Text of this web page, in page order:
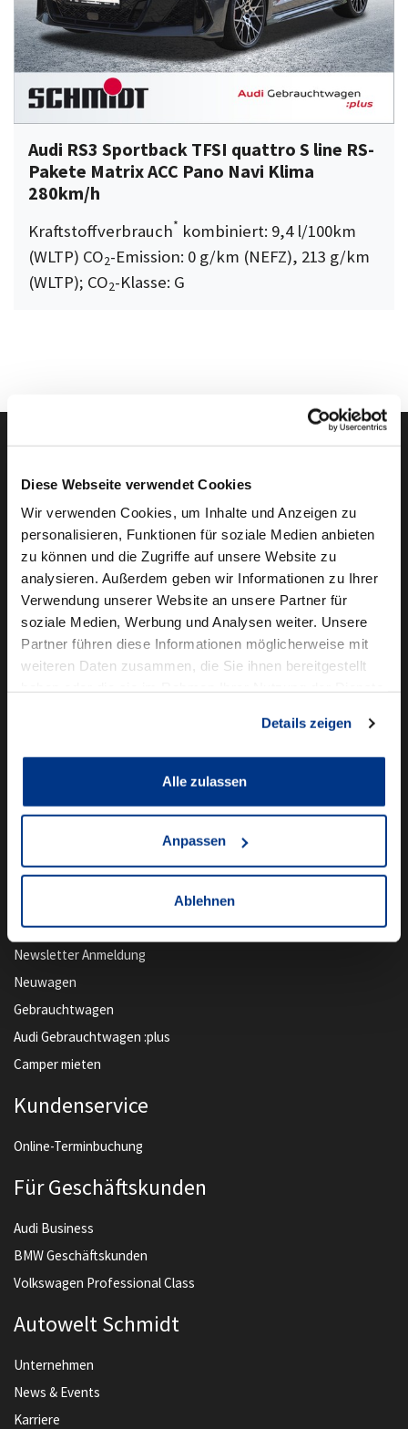
Diese Webseite verwendet Cookies
Wir verwenden Cookies, um Inhalte und Anzeigen zu
personalisieren, Funktionen für soziale Medien anbieten
zu können und die Zugriffe auf unsere Website zu
analysieren. Außerdem geben wir Informationen zu Ihrer
Verwendung unserer Website an unsere Partner für
soziale Medien, Werbung und Analysen weiter. Unsere
Partner führen diese Informationen möglicherweise mit
weiteren Daten zusammen, die Sie ihnen bereitgestellt
Details zeigen
Alle zulassen
Anpassen
Ablehnen
Audi RS3 Sportback TFSI quattro S line RS-
Pakete Matrix ACC Pano Navi Klima
280km/h
Kraftstoffverbrauch* kombiniert: 9,4 l/100km
(WLTP) CO2-Emission: 0 g/km (NEFZ), 213 g/km
(WLTP); CO2-Klasse: G
Folgen Sie uns auf Autowelt Schmidt auf
Autowelt Schmidt
AutoweltAutowelt
Die Marken der Autowelt Schmidt
Newsletter Anmeldung
Neuwagen
Gebrauchtwagen
Audi Gebrauchtwagen :plus
Camper mieten
Kundenservice
Online-Terminbuchung
Für Geschäftskunden
Audi Business
BMW Geschäftskunden
Volkswagen Professional Class
Autowelt Schmidt
Unternehmen
News & Events
Karriere